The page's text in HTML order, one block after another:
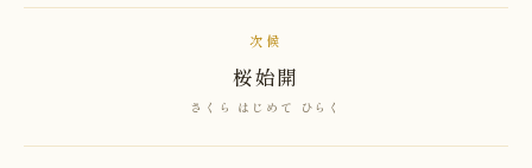
次候
桜始開
さくら はじめて ひらく